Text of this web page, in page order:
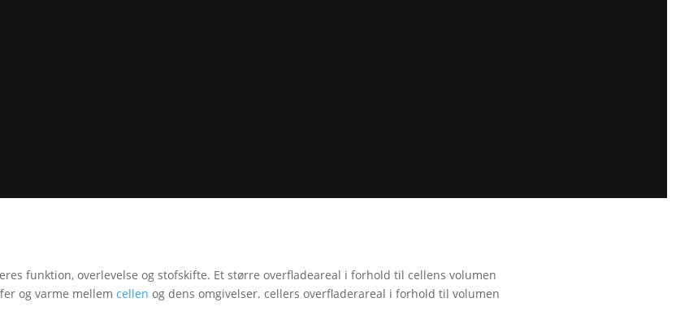
funktion, overlevelse og stofskifte. Et større overfladeareal i forhold til cellens volumen
og varme mellem cellen og dens omgivelser. cellers overfladerareal i forhold til volumen